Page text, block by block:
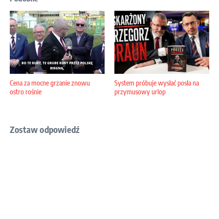
Cena za mocne grzanie znowu
ostro rośnie
System próbuje wysłać posła na
przymusowy urlop
Zostaw odpowiedź